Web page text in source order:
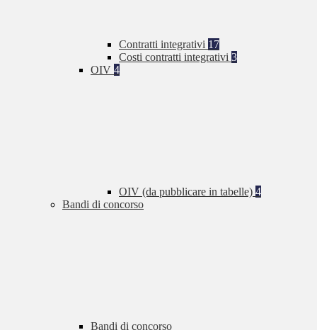
Contratti integrativi 17
Costi contratti integrativi 3
OIV 4
OIV (da pubblicare in tabelle) 4
Bandi di concorso
Bandi di concorso